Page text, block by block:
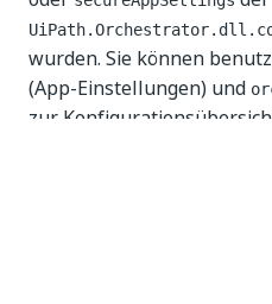
wurden. Sie können
(App-Einstellungen) und
zur